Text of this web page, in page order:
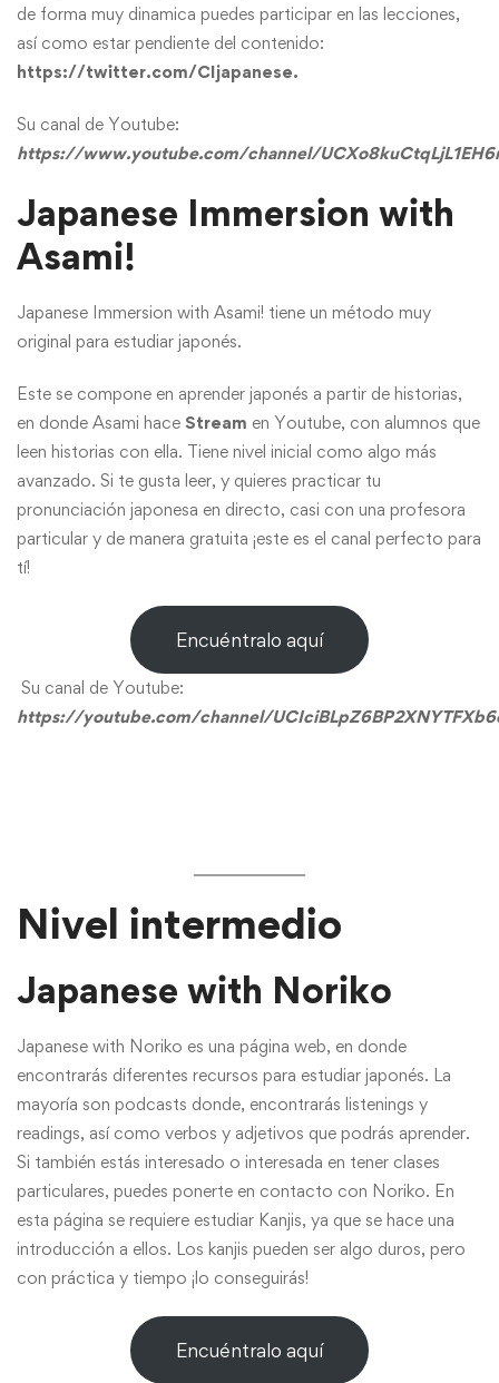
de forma muy dinamica puedes participar en las lecciones,
así como estar pendiente del contenido:
https://twitter.com/CIjapanese.
Su canal de Youtube:
https://www.youtube.com/channel/
Japanese Immersion with
Asami!
Japanese Immersion with Asami! tiene un método muy
original para estudiar japonés.
Este se compone en aprender japonés a partir de historias,
en donde Asami hace Stream en Youtube, con alumnos que
leen historias con ella. Tiene nivel inicial como algo más
avanzado. Si te gusta leer, y quieres practicar tu
pronunciación japonesa en directo, casi con una profesora
particular y de manera gratuita ¡este es el canal perfecto para
tí!
Encuéntralo aquí
Su canal de Youtube:
https://youtube.com/channel/
Nivel intermedio
Japanese with Noriko
Japanese with Noriko es una página web, en donde
encontrarás diferentes recursos para estudiar japonés. La
mayoría son podcasts donde, encontrarás listenings y
readings, así como verbos y adjetivos que podrás aprender.
Si también estás interesado o interesada en tener clases
particulares, puedes ponerte en contacto con Noriko. En
esta página se requiere estudiar Kanjis, ya que se hace una
introducción a ellos. Los kanjis pueden ser algo duros, pero
con práctica y tiempo ¡lo conseguirás!
Encuéntralo aquí